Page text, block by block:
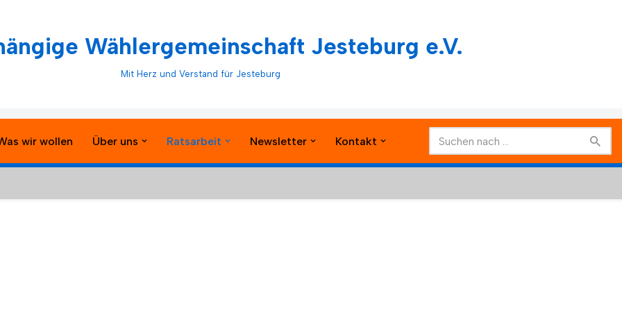
Wählergemeinschaft Jesteburg e.V.
Mit Herz und Verstand für Jesteburg
wir wollen Über uns Ratsarbeit Newsletter Kontakt